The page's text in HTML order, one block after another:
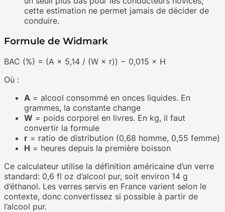
cette estimation ne permet jamais de décider de
conduire.
Formule de Widmark
BAC (%) = (A × 5,14 / (W × r)) − 0,015 × H
Où :
A = alcool consommé en onces liquides. En
grammes, la constante change
W = poids corporel en livres. En kg, il faut
convertir la formule
r = ratio de distribution (0,68 homme, 0,55 femme)
H = heures depuis la première boisson
Ce calculateur utilise la définition américaine d’un verre
standard: 0,6 fl oz d’alcool pur, soit environ 14 g
d’éthanol. Les verres servis en France varient selon le
contexte, donc convertissez si possible à partir de
l’alcool pur.